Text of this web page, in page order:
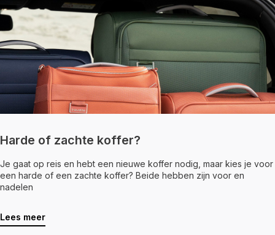
Harde of zachte koffer?
Je gaat op reis en hebt een nieuwe koffer nodig, maar kies je voor
een harde of een zachte koffer? Beide hebben zijn voor en
nadelen
Lees meer